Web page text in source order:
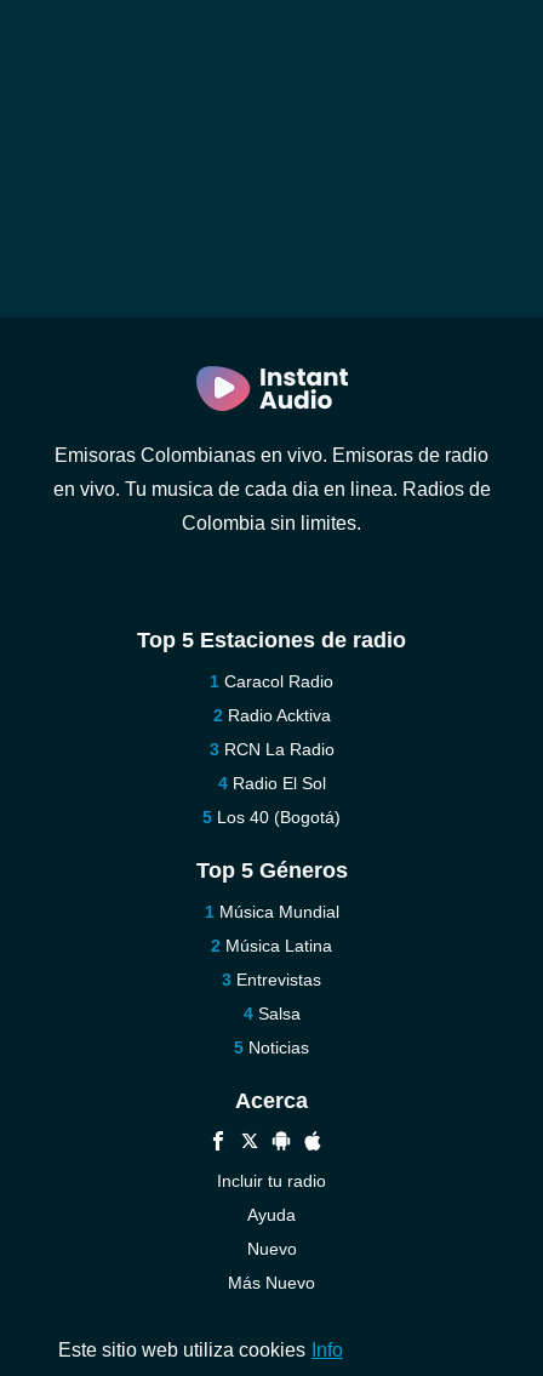
Emisoras Colombianas en vivo. Emisoras de radio
en vivo. Tu musica de cada dia en linea. Radios de
Colombia sin limites.
Top 5 Estaciones de radio
Caracol Radio
Radio Acktiva
RCN La Radio
Radio El Sol
Los 40 (Bogotá)
Top 5 Géneros
Música Mundial
Música Latina
Entrevistas
Salsa
Noticias
Acerca
Incluir tu radio
Ayuda
Nuevo
Más Nuevo
Este sitio web utiliza cookies Info